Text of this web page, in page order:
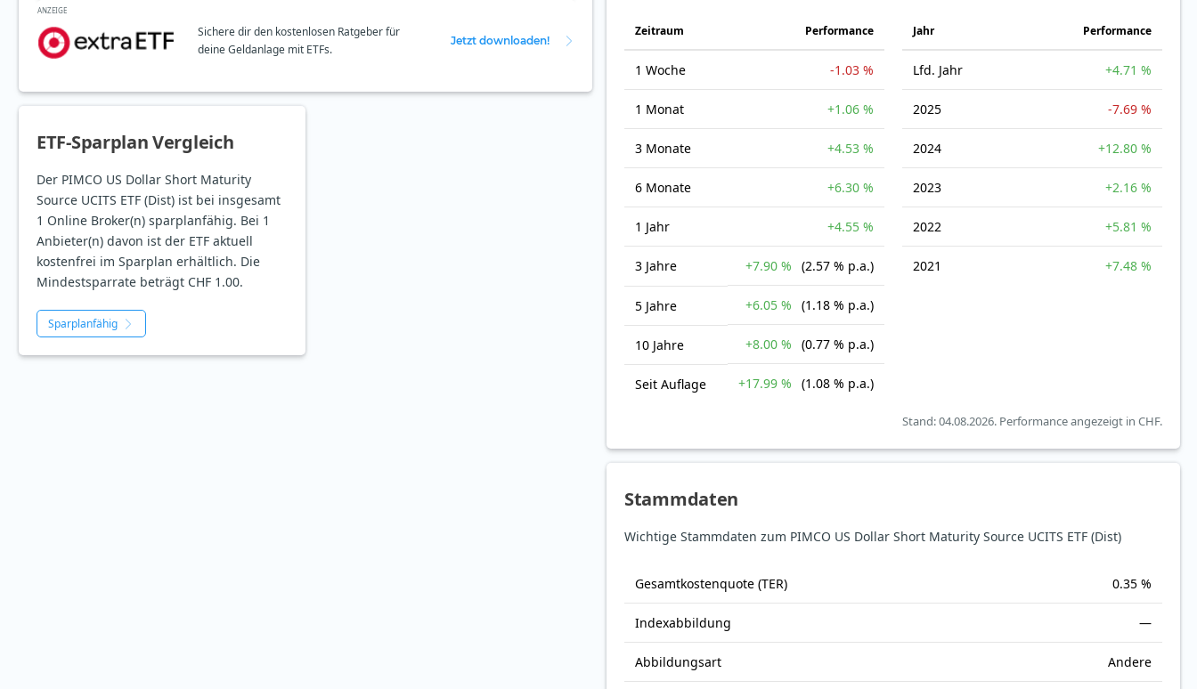
ANZEIGE
Sichere dir den kostenlosen Ratgeber für
deine Geldanlage mit ETFs.
Jetzt downloaden!
ETF-Sparplan Vergleich
Der PIMCO US Dollar Short Maturity
Source UCITS ETF (Dist) ist bei insgesamt
1 Online Broker(n) sparplanfähig. Bei 1
Anbieter(n) davon ist der ETF aktuell
kostenfrei im Sparplan erhältlich. Die
Mindestsparrate beträgt CHF 1.00.
Sparplanfähig
Zeit­raum Perfor­mance
1 Woche -1.03 %
1 Monat +1.06 %
3 Monate +4.53 %
6 Monate +6.30 %
1 Jahr +4.55 %
3 Jahre +7.90 % (2.57 % p.a.)
5 Jahre +6.05 % (1.18 % p.a.)
10 Jahre +8.00 % (0.77 % p.a.)
Seit Auflage +17.99 % (1.08 % p.a.)
Jahr Perfor­mance
Lfd. Jahr +4.71 %
2025 -7.69 %
2024 +12.80 %
2023 +2.16 %
2022 +5.81 %
2021 +7.48 %
Stand: 04.08.2026. Performance angezeigt in CHF.
Stammdaten
Wichtige Stammdaten zum PIMCO US Dollar Short Maturity Source UCITS ETF (Dist)
Gesamt­kosten­quote (TER) 0.35 %
Index­abbildung —
Abbildungs­art Andere